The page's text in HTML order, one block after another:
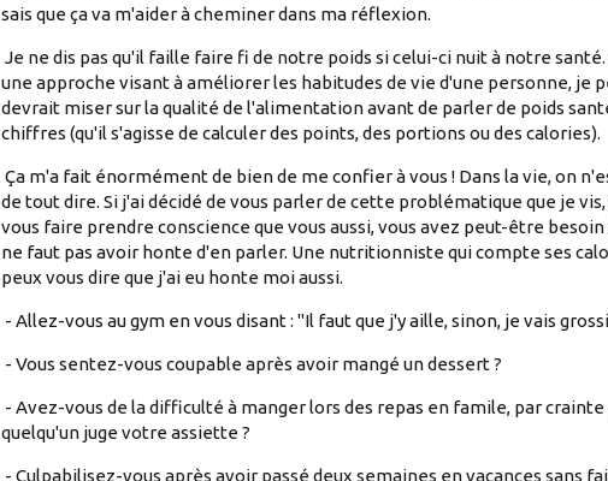
sais que ça va m'aider à cheminer dans ma réflexion.
Je ne dis pas qu'il faille faire fi de notre poids si celui-ci nuit à notre santé.
une approche visant à améliorer les habitudes de vie d'une personne, je
devrait miser sur la qualité de l'alimentation avant de parler de poids
chiffres (qu'il s'agisse de calculer des points, des portions ou des calories).
Ça m'a fait énormément de bien de me confier à vous ! Dans la vie, on
de tout dire. Si j'ai décidé de vous parler de cette problématique que je
vous faire prendre conscience que vous aussi, vous avez peut-être besoin
ne faut pas avoir honte d'en parler. Une nutritionniste qui compte ses
peux vous dire que j'ai eu honte moi aussi.
- Allez-vous au gym en vous disant : "Il faut que j'y aille, sinon, je vais
- Vous sentez-vous coupable après avoir mangé un dessert ?
- Avez-vous de la difficulté à manger lors des repas en famile, par crainte
quelqu'un juge votre assiette ?
- Culpabilisez-vous après avoir passé deux semaines en vacances sans